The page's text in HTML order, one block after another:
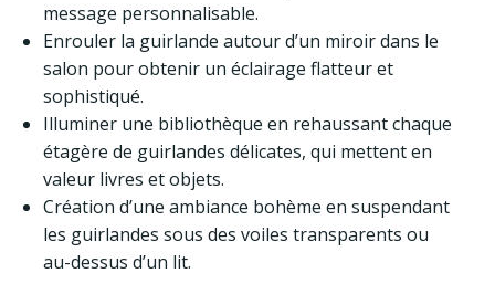
message personnalisable.
Enrouler la guirlande autour d’un miroir dans le
salon pour obtenir un éclairage flatteur et
sophistiqué.
Illuminer une bibliothèque en rehaussant chaque
étagère de guirlandes délicates, qui mettent en
valeur livres et objets.
Création d’une ambiance bohème en suspendant
les guirlandes sous des voiles transparents ou
au-dessus d’un lit.